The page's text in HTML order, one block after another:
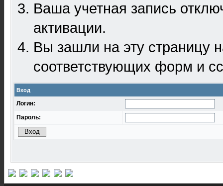
Ваша учетная запись
активации.
Вы зашли на эту
соответствующих форм и
Вход
Логин:
Пароль: